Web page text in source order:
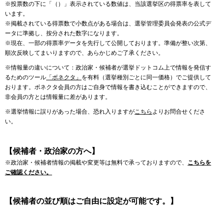
※投票数の下に「（）」表示されている数値は、当該選挙区の得票率を表して
います。
※掲載されている得票数で小数点がある場合は、選挙管理委員会発表の公式デ
ータに準拠し、按分された数字になります。
※現在、一部の得票率データを先行して公開しております。準備が整い次第、
順次反映してまいりますので、あらかじめご了承ください。
※情報量の違いについて：政治家・候補者が選挙ドットコム上で情報を発信す
るためのツール 「ボネクタ」 を有料（選挙種別ごとに同一価格）でご提供して
おります。ボネクタ会員の方はご自身で情報を書き込むことができますので、
非会員の方とは情報量に差があります。
※選挙情報に誤りがあった場合、恐れ入りますがこちら よりお問合せくださ
い。
【候補者・政治家の方へ】
※政治家・候補者情報の掲載や変更等は無料で承っておりますので、 こちらを
ご確認ください。
【候補者の並び順はご自由に設定が可能です。】